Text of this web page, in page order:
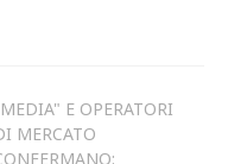
E OPERATORI
MERCATO